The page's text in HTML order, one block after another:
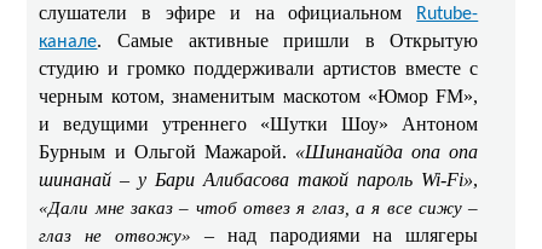
слушатели в эфире и на официальном
Rutube-
канале. Самые активные пришли в Открытую
студию и громко поддерживали артистов вместе с
черным котом, знаменитым маскотом «Юмор FM»,
и ведущими утреннего «Шутки Шоу» Антоном
Бурным и Ольгой Мажарой. «Шинанайда опа опа
шинанай – у Бари Алибасова такой пароль Wi-Fi»,
«Дали мне заказ – чтоб отвез я глаз, а я все сижу –
глаз не отвожу» – над пародиями на шлягеры